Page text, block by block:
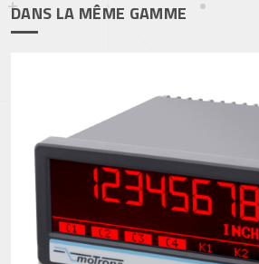
DANS LA MÊME GAMME